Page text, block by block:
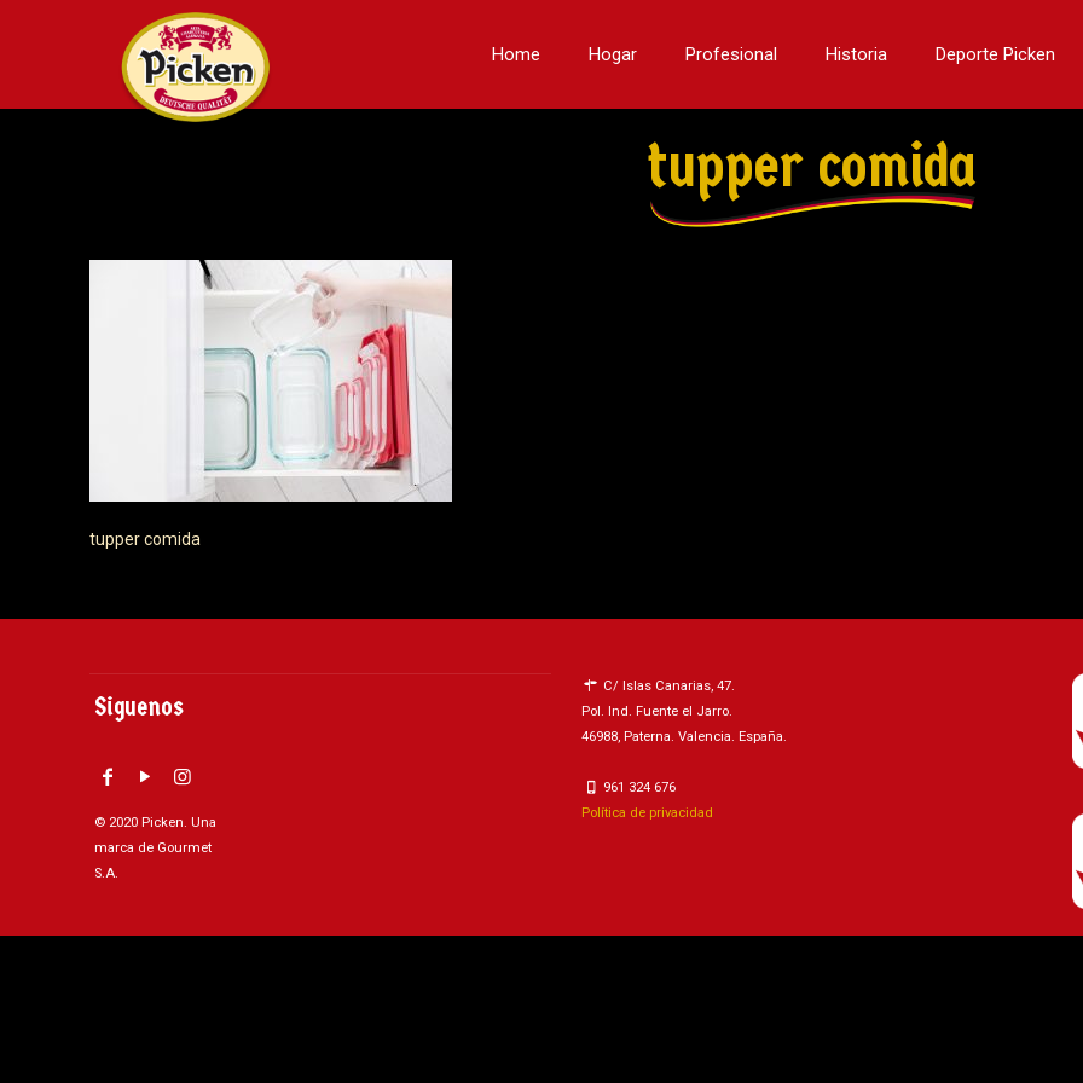
Home Hogar Profesional Historia Deporte Picken
tupper comida
tupper comida
Siguenos
© 2020 Picken. Una
marca de Gourmet
S.A.
C/ Islas Canarias, 47.
Pol. Ind. Fuente el Jarro.
46988, Paterna. Valencia. España.
961 324 676
Política de privacidad